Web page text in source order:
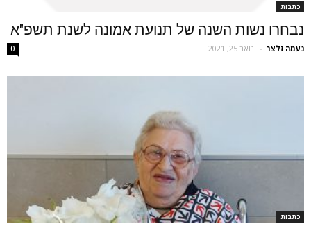
כתבות
נבחרו נשות השנה של תנועת אמונה לשנת תשפ"א
נעמה זלצר - ינואר 25, 2021 0
כתבות